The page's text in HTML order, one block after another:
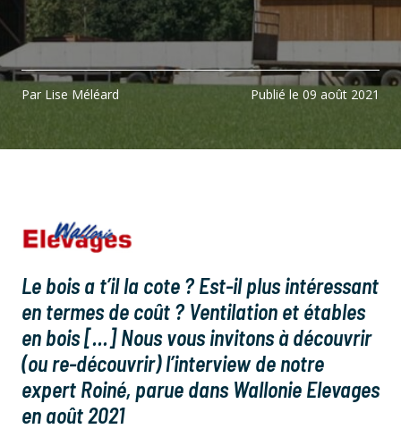
Par Lise Méléard Publié le 09 août 2021
Le bois a t’il la cote ? Est-il plus intéressant
en termes de coût ? Ventilation et étables
en bois […] Nous vous invitons à découvrir
(ou re-découvrir) l’interview de notre
expert Roiné, parue dans Wallonie Elevages
en août 2021